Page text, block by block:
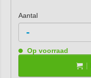
Aantal
-
Op voorraad